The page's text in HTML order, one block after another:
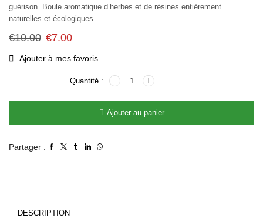
guérison. Boule aromatique d’herbes et de résines entièrement
naturelles et écologiques.
€10.00 €7.00
Ajouter à mes favoris
Ajouter au panier
Partager :
DESCRIPTION